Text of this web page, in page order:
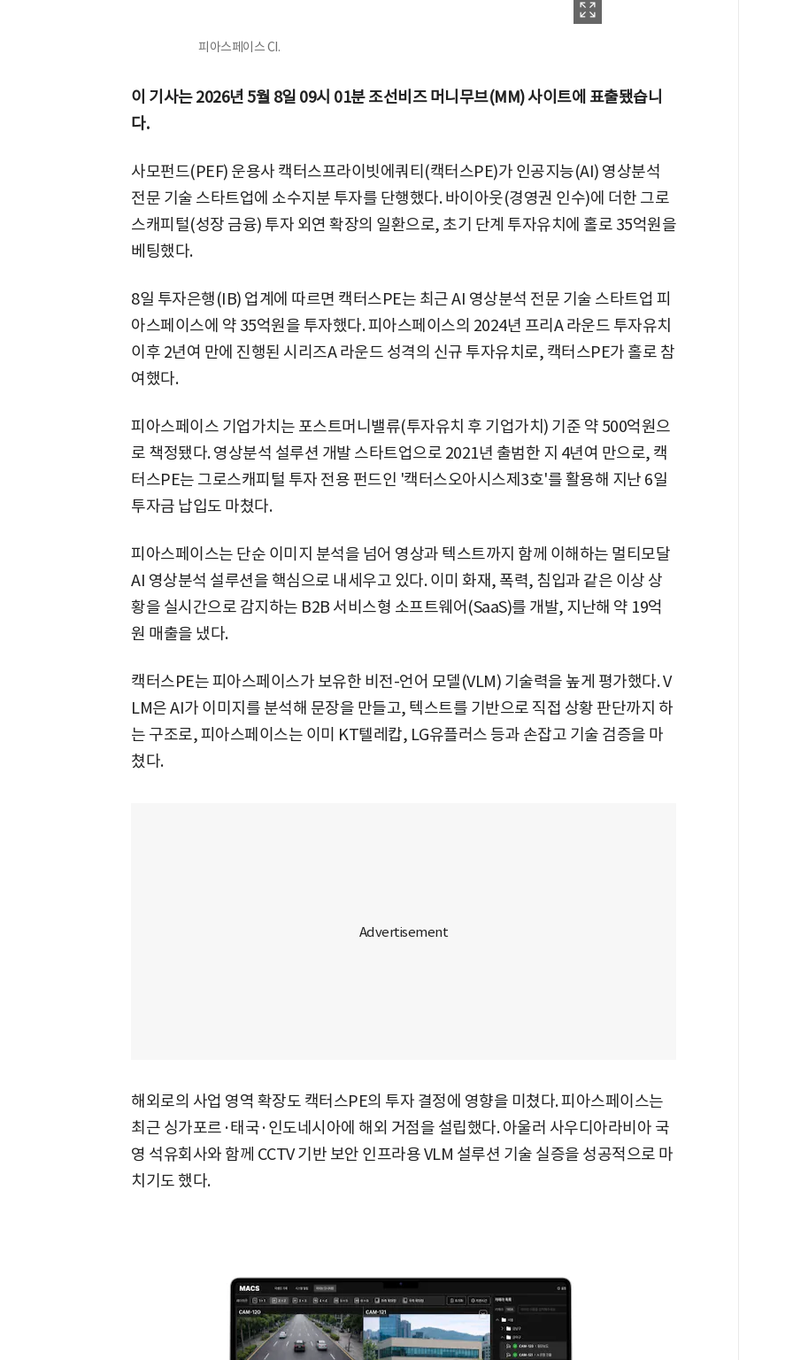
피아스페이스 CI.
이 기사는 2026년 5월 8일 09시 01분 조선비즈 머니무브(MM) 사이트에 표출됐습니
다.
사모펀드(PEF) 운용사 캑터스프라이빗에쿼티(캑터스PE)가 인공지능(AI) 영상분석
전문 기술 스타트업에 소수지분 투자를 단행했다. 바이아웃(경영권 인수)에 더한 그로
스캐피털(성장 금융) 투자 외연 확장의 일환으로, 초기 단계 투자유치에 홀로 35억원을
베팅했다.
8일 투자은행(IB) 업계에 따르면 캑터스PE는 최근 AI 영상분석 전문 기술 스타트업 피
아스페이스에 약 35억원을 투자했다. 피아스페이스의 2024년 프리A 라운드 투자유치
이후 2년여 만에 진행된 시리즈A 라운드 성격의 신규 투자유치로, 캑터스PE가 홀로 참
여했다.
피아스페이스 기업가치는 포스트머니밸류(투자유치 후 기업가치) 기준 약 500억원으
로 책정됐다. 영상분석 설루션 개발 스타트업으로 2021년 출범한 지 4년여 만으로, 캑
터스PE는 그로스캐피털 투자 전용 펀드인 '캑터스오아시스제3호'를 활용해 지난 6일
투자금 납입도 마쳤다.
피아스페이스는 단순 이미지 분석을 넘어 영상과 텍스트까지 함께 이해하는 멀티모달
AI 영상분석 설루션을 핵심으로 내세우고 있다. 이미 화재, 폭력, 침입과 같은 이상 상
황을 실시간으로 감지하는 B2B 서비스형 소프트웨어(SaaS)를 개발, 지난해 약 19억
원 매출을 냈다.
캑터스PE는 피아스페이스가 보유한 비전-언어 모델(VLM) 기술력을 높게 평가했다. V
LM은 AI가 이미지를 분석해 문장을 만들고, 텍스트를 기반으로 직접 상황 판단까지 하
는 구조로, 피아스페이스는 이미 KT텔레캅, LG유플러스 등과 손잡고 기술 검증을 마
쳤다.
해외로의 사업 영역 확장도 캑터스PE의 투자 결정에 영향을 미쳤다. 피아스페이스는
최근 싱가포르·태국·인도네시아에 해외 거점을 설립했다. 아울러 사우디아라비아 국
영 석유회사와 함께 CCTV 기반 보안 인프라용 VLM 설루션 기술 실증을 성공적으로 마
치기도 했다.